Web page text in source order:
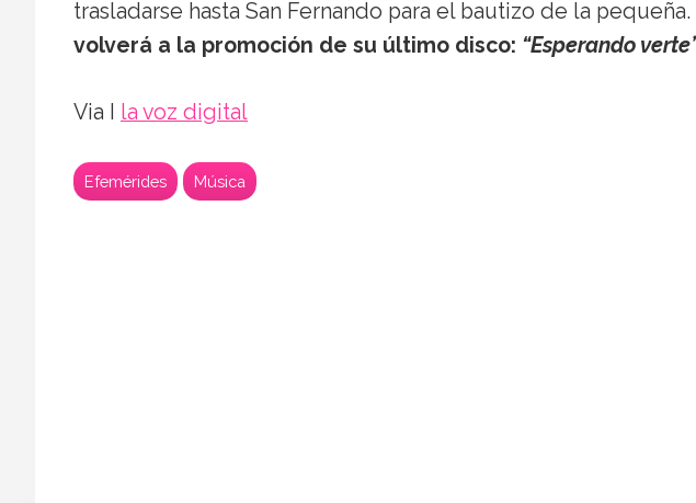
trasladarse hasta San Fernando para el bautizo de la pequeña.
volverá a la promoción de su último disco: “Esperando
Via I la voz digital
Efemérides Música